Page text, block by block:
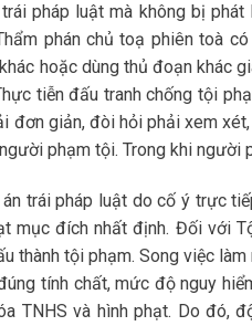
pháp luật mà không bị
phán chủ toạ phiên toà
hoặc dùng thủ đoạn khác
tiễn đấu tranh chống tội
đơn giản, đòi hỏi phải xem
phạm tội. Trong khi
trái pháp luật do cố ý trực
mục đích nhất định. Đối với
thành tội phạm. Song việc
tính chất, mức độ nguy
TNHS và hình phạt. Do đó,